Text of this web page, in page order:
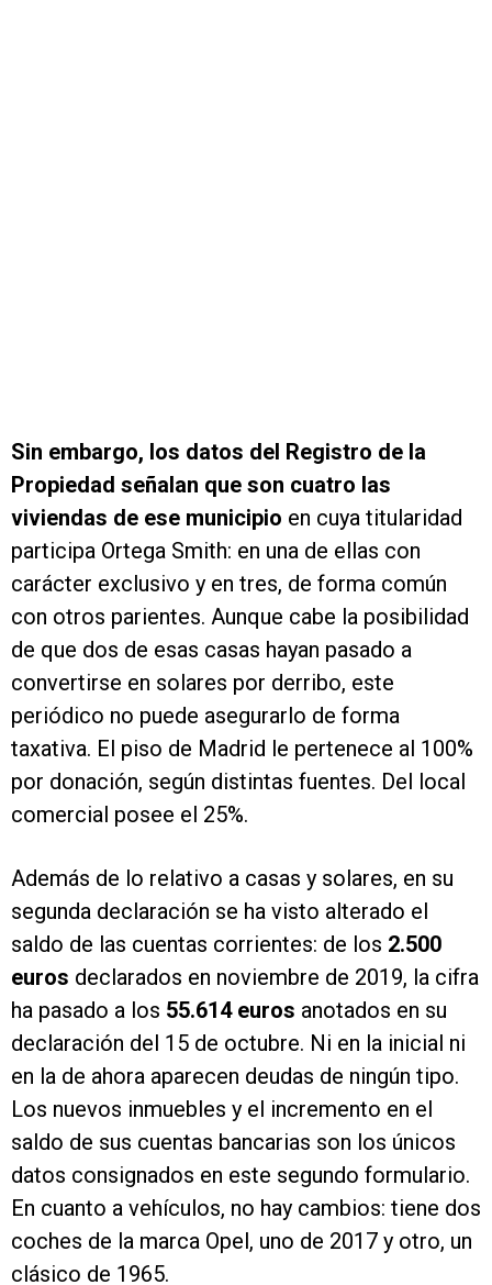
Sin embargo, los datos del Registro de la
Propiedad señalan que son cuatro las
viviendas de ese municipio en cuya titularidad
participa Ortega Smith: en una de ellas con
carácter exclusivo y en tres, de forma común
con otros parientes. Aunque cabe la posibilidad
de que dos de esas casas hayan pasado a
convertirse en solares por derribo, este
periódico no puede asegurarlo de forma
taxativa. El piso de Madrid le pertenece al 100%
por donación, según distintas fuentes. Del local
comercial posee el 25%.
Además de lo relativo a casas y solares, en su
segunda declaración se ha visto alterado el
saldo de las cuentas corrientes: de los 2.500
euros declarados en noviembre de 2019, la cifra
ha pasado a los 55.614 euros anotados en su
declaración del 15 de octubre. Ni en la inicial ni
en la de ahora aparecen deudas de ningún tipo.
Los nuevos inmuebles y el incremento en el
saldo de sus cuentas bancarias son los únicos
datos consignados en este segundo formulario.
En cuanto a vehículos, no hay cambios: tiene dos
coches de la marca Opel, uno de 2017 y otro, un
clásico de 1965.